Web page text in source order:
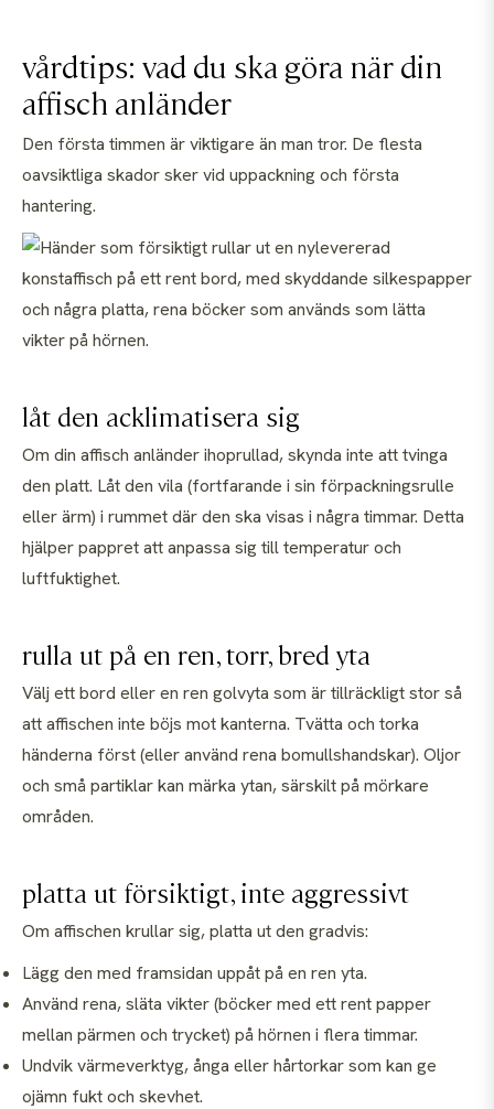
vårdtips: vad du ska göra när din
affisch anländer
Den första timmen är viktigare än man tror. De flesta
oavsiktliga skador sker vid uppackning och första
hantering.
låt den acklimatisera sig
Om din affisch anländer ihoprullad, skynda inte att tvinga
den platt. Låt den vila (fortfarande i sin förpackningsrulle
eller ärm) i rummet där den ska visas i några timmar. Detta
hjälper pappret att anpassa sig till temperatur och
luftfuktighet.
rulla ut på en ren, torr, bred yta
Välj ett bord eller en ren golvyta som är tillräckligt stor så
att affischen inte böjs mot kanterna. Tvätta och torka
händerna först (eller använd rena bomullshandskar). Oljor
och små partiklar kan märka ytan, särskilt på mörkare
områden.
platta ut försiktigt, inte aggressivt
Om affischen krullar sig, platta ut den gradvis:
Lägg den med framsidan uppåt på en ren yta.
Använd rena, släta vikter (böcker med ett rent papper
mellan pärmen och trycket) på hörnen i flera timmar.
Undvik värmeverktyg, ånga eller hårtorkar som kan ge
ojämn fukt och skevhet.